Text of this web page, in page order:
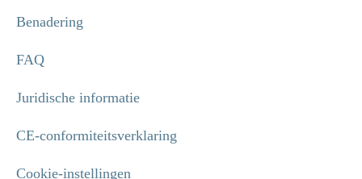
Benadering
FAQ
Juridische informatie
CE-conformiteitsverklaring
Cookie-instellingen